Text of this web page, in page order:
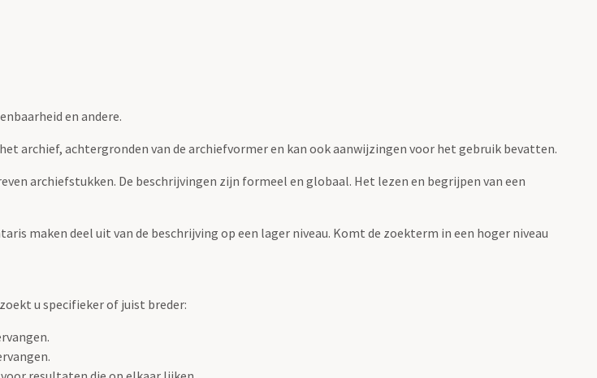
en andere.
archief, achtergronden van de archiefvormer en kan ook aanwijzingen voor het gebruik bevatten.
archiefstukken. De beschrijvingen zijn formeel en globaal. Het lezen en begrijpen van een
maken deel uit van de beschrijving op een lager niveau. Komt de zoekterm in een hoger niveau
u specifieker of juist breder: